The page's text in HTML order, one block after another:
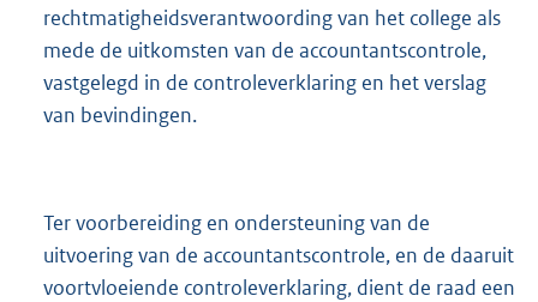
rechtmatigheidsverantwoording van het college als
mede de uitkomsten van de accountantscontrole,
vastgelegd in de controleverklaring en het verslag
van bevindingen.
Ter voorbereiding en ondersteuning van de
uitvoering van de accountantscontrole, en de daaruit
voortvloeiende controleverklaring, dient de raad een